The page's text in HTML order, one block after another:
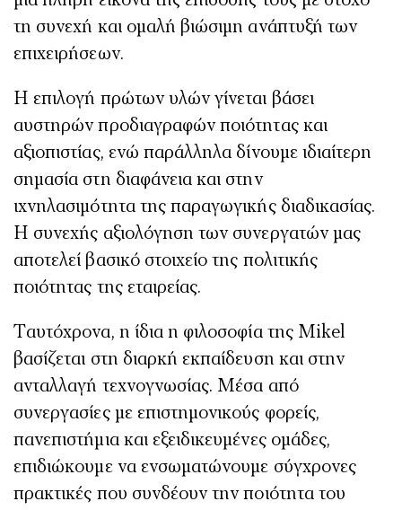
τη συνεχή και ομαλή βιώσιμη ανάπτυξή των
επιχειρήσεων.
Η επιλογή πρώτων υλών γίνεται βάσει
αυστηρών προδιαγραφών ποιότητας και
αξιοπιστίας, ενώ παράλληλα δίνουμε ιδιαίτερη
σημασία στη διαφάνεια και στην
ιχνηλασιμότητα της παραγωγικής διαδικασίας.
Η συνεχής αξιολόγηση των συνεργατών μας
αποτελεί βασικό στοιχείο της πολιτικής
ποιότητας της εταιρείας.
Ταυτόχρονα, η ίδια η φιλοσοφία της Mikel
βασίζεται στη διαρκή εκπαίδευση και στην
ανταλλαγή τεχνογνωσίας. Μέσα από
συνεργασίες με επιστημονικούς φορείς,
πανεπιστήμια και εξειδικευμένες ομάδες,
επιδιώκουμε να ενσωματώνουμε σύγχρονες
πρακτικές που συνδέουν την ποιότητα του